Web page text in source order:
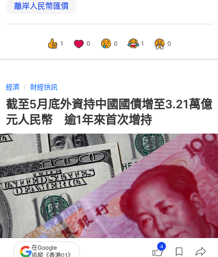
離岸人民幣匯價
1 0 0 1 0
經濟 財經快訊
截至5月底外資持中國國債增至3.21萬億
元人民幣 逾1年來首次增持
在Google
追蹤《香港01》
4